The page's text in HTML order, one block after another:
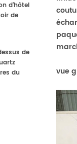
vue
d'hôtel
de
de
du